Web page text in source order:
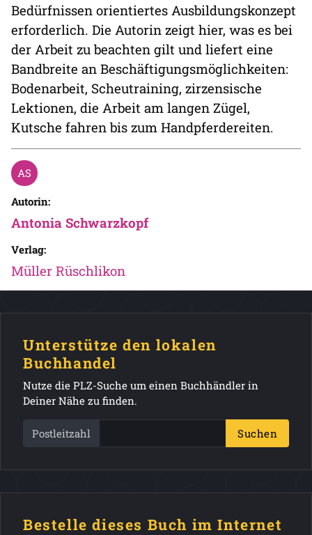
Bedürfnissen orientiertes Ausbildungskonzept
erforderlich. Die Autorin zeigt hier, was es bei
der Arbeit zu beachten gilt und liefert eine
Bandbreite an Beschäftigungsmöglichkeiten:
Bodenarbeit, Scheutraining, zirzensische
Lektionen, die Arbeit am langen Zügel,
Kutsche fahren bis zum Handpferdereiten.
Autorin:
Antonia Schwarzkopf
Verlag:
Müller Rüschlikon
Unterstütze den lokalen
Buchhandel
Nutze die PLZ-Suche um einen Buchhändler in
Deiner Nähe zu finden.
Postleitzahl Suchen
Bestelle dieses Buch im Internet